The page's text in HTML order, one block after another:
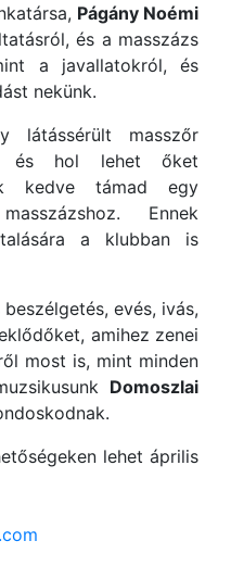
Págány Noémi
és a masszázs
a javallatokról, és
nekünk.
látássérült masszőr
és hol lehet őket
kedve támad egy
Ennek
a klubban is
evés, ivás,
amihez zenei
most is, mint minden
Domoszlai
lehet április